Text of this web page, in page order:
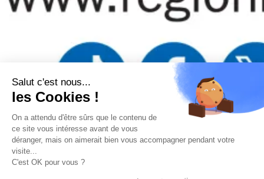
Mentions légales–Politique de confidentialité
des cookies–Remboursements/ Retours – Conditions
générales d’utilisation
“Ce site a été financé à l’aide du FEDER (REACT-UE) dans le
cadre de la réponse de l’Union européenne à la pandémie
COVID-19. L’Europe s’engage à La Réunion”
Salut c'est nous...
les Cookies !
On a attendu d'être sûrs que le contenu de
ce site vous intéresse avant de vous
déranger, mais on aimerait bien vous accompagner pendant votre
visite...
C'est OK pour vous ?